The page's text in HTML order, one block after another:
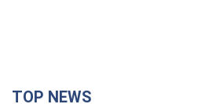
TOP NEWS